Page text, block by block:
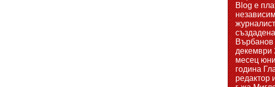
Blog e
Върбанов
декември
месец
година
редактор